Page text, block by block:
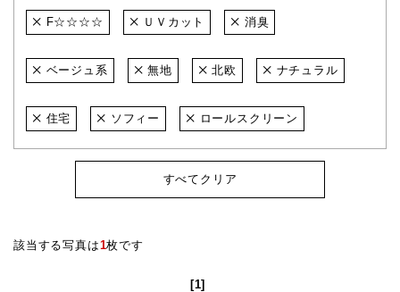
F☆☆☆☆ ＵＶカット 消臭
ベージュ系 無地 北欧 ナチュラル
住宅 ソフィー ロールスクリーン
すべてクリア
該当する写真は1枚です
[1]